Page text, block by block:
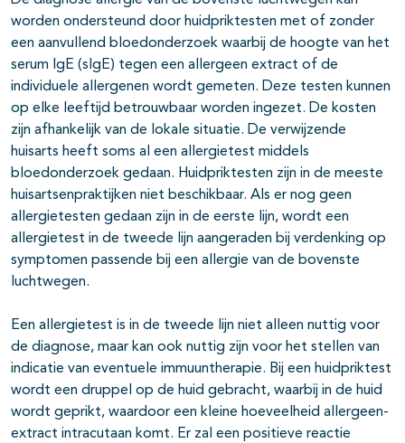
worden ondersteund door huidpriktesten met of zonder
een aanvullend bloedonderzoek waarbij de hoogte van het
serum IgE (sIgE) tegen een allergeen extract of de
individuele allergenen wordt gemeten. Deze testen kunnen
op elke leeftijd betrouwbaar worden ingezet. De kosten
zijn afhankelijk van de lokale situatie. De verwijzende
huisarts heeft soms al een allergietest middels
bloedonderzoek gedaan. Huidpriktesten zijn in de meeste
huisartsenpraktijken niet beschikbaar. Als er nog geen
allergietesten gedaan zijn in de eerste lijn, wordt een
allergietest in de tweede lijn aangeraden bij verdenking op
symptomen passende bij een allergie van de bovenste
luchtwegen.
Een allergietest is in de tweede lijn niet alleen nuttig voor
de diagnose, maar kan ook nuttig zijn voor het stellen van
indicatie van eventuele immuuntherapie. Bij een huidpriktest
wordt een druppel op de huid gebracht, waarbij in de huid
wordt geprikt, waardoor een kleine hoeveelheid allergeen-
extract intracutaan komt. Er zal een positieve reactie